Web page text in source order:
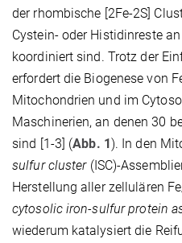
der rhombische [2Fe-2S]
Cystein- oder Histidinreste
koordiniert sind. Trotz der
erfordert die Biogenese von
Mitochondrien und im
Maschinerien, an denen 30
sind [1-3] (Abb. 1). In den
sulfur cluster(ISC)-
Herstellung aller zellulären
cytosolic iron-sulfur protein
wiederum katalysiert die